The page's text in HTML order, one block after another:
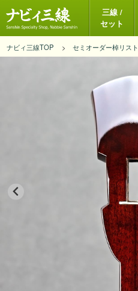
三線 /
セット
ナビィ三線TOP セミオーダー棹リスト